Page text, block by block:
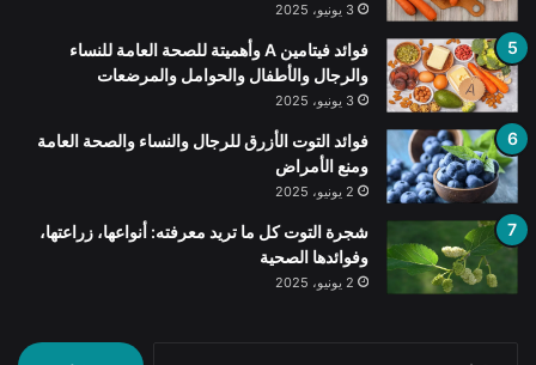
3 يونيو، 2025
فوائد فيتامين A وأهميتة للصحة العامة للنساء
والرجال والأطفال والحوامل والمرضعات
3 يونيو، 2025
فوائد التوت الأزرق للرجال والنساء والصحة العامة
ومنع الأمراض
2 يونيو، 2025
شجرة التوت كل ما تريد معرفته: أنواعها، زراعتها،
وفوائدها الصحية
2 يونيو، 2025
البحث